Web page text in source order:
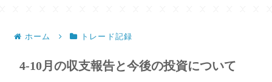
ホーム トレード記録
4-10月の収支報告と今後の投資について